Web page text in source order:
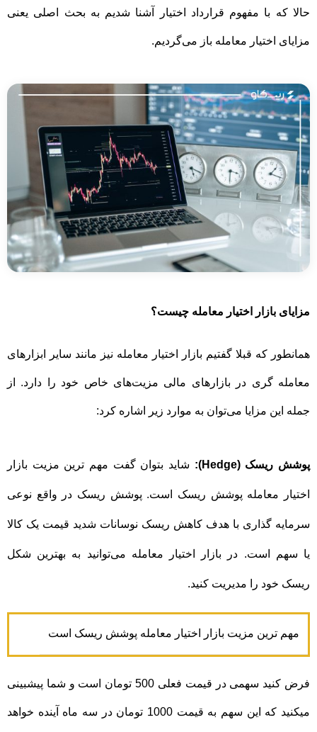
حالا که با مفهوم قرارداد اختیار آشنا شدیم به بحث اصلی یعنی
مزایای اختیار معامله باز می‌گردیم.
مزایای بازار اختیار معامله چیست؟
همانطور که قبلا گفتیم بازار اختیار معامله نیز مانند سایر ابزارهای
معامله گری در بازارهای مالی مزیت‌های خاص خود را دارد. از
جمله این مزایا می‌توان به موارد زیر اشاره کرد:
پوشش ریسک (Hedge): شاید بتوان گفت مهم ترین مزیت بازار
اختیار معامله پوشش ریسک است. پوشش ریسک در واقع نوعی
سرمایه گذاری با هدف کاهش ریسک نوسانات شدید قیمت یک کالا
یا سهم است. در بازار اختیار معامله می‌توانید به بهترین شکل
ریسک خود را مدیریت کنید.
مهم ترین مزیت بازار اختیار معامله پوشش ریسک است
فرض کنید سهمی در قیمت فعلی 500 تومان است و شما پیشبینی
میکنید که این سهم به قیمت 1000 تومان در سه ماه آینده خواهد